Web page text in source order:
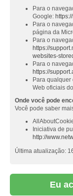
Para o
Google:
Para o
página da
Para o
https://
websites-
Para o
https://
Para qualquer
Web oficiais
Onde você pode
Você pode saber
Iniciativa de
http://
Última atualização: